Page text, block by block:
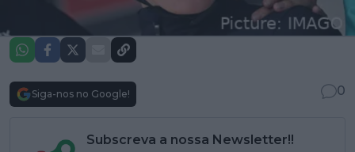
Siga-nos no Google! 0
Subscreva a nossa Newsletter!!